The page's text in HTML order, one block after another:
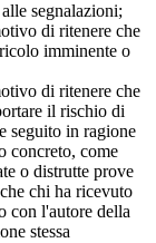
segnalazioni;
di ritenere che
imminente o
di ritenere che
il rischio di
seguito in ragione
concreto, come
o distrutte prove
chi ha ricevuto
con l'autore della
stessa